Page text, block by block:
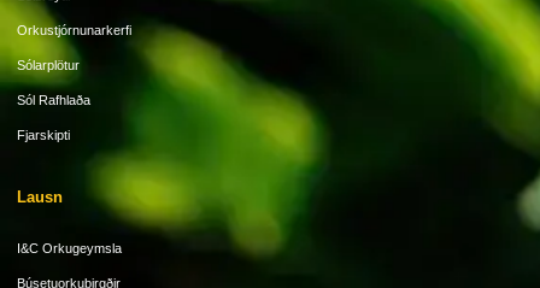
Orkustjórnunarkerfi
Sólarplötur
Sól Rafhlaða
Fjarskipti
Lausn
I&C Orkugeymsla
Búsetuorkubirgðir